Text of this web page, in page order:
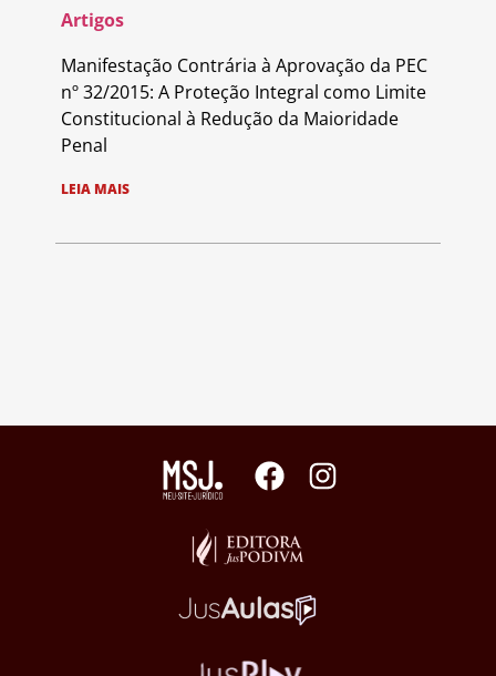
Artigos
Manifestação Contrária à Aprovação da PEC
nº 32/2015: A Proteção Integral como Limite
Constitucional à Redução da Maioridade
Penal
LEIA MAIS